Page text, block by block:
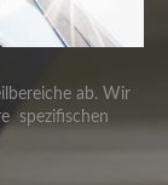
ab. Wir
spezifischen